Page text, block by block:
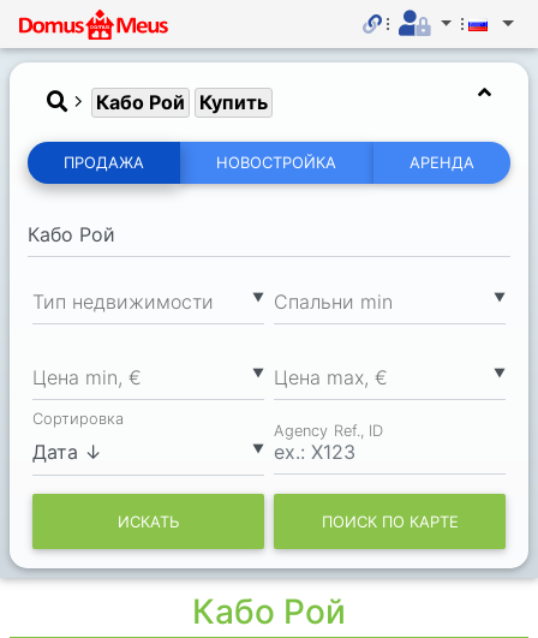
Кабо Рой Купить
ПРОДАЖА НОВОСТРОЙКА АРЕНДА
▼
Тип недвижимости ▼
Спальни min
▼
Цена min, € ▼
Цена max, €
▼
Сортировка
Agency Ref., ID
ИСКАТЬ ПОИСК ПО КАРТЕ
Кабо Рой